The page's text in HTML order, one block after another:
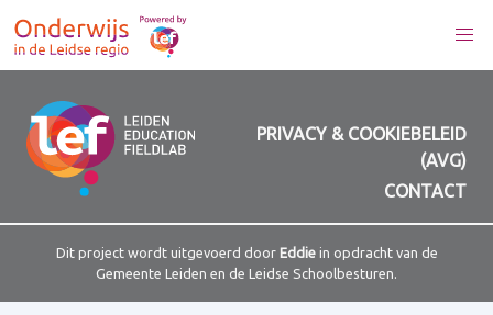
PRIVACY & COOKIEBELEID
(AVG)
CONTACT
Dit project wordt uitgevoerd door Eddiein opdracht van de
Gemeente Leiden en de Leidse Schoolbesturen.